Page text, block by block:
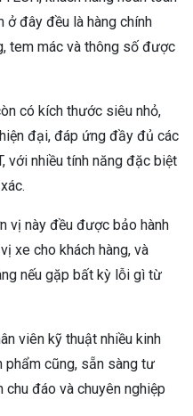
ở đây đều là hàng chính
tem mác và thông số được
có kích thước siêu nhỏ,
đại, đáp ứng đầy đủ các
với nhiều tính năng đặc biệt
vị này đều được bảo hành
xe cho khách hàng, và
nếu gặp bất kỳ lỗi gì từ
viên kỹ thuật nhiều kinh
phẩm cũng, sẵn sàng tư
chu đáo và chuyên nghiệp